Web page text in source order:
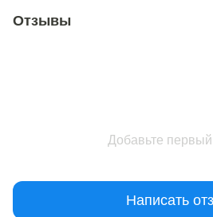
Отзывы
Добавьте
Написать